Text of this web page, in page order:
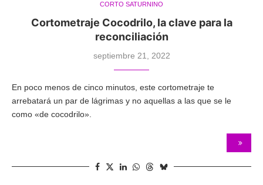
CORTO SATURNINO
Cortometraje Cocodrilo, la clave para la
reconciliación
septiembre 21, 2022
En poco menos de cinco minutos, este cortometraje te
arrebatará un par de lágrimas y no aquellas a las que se le
como «de cocodrilo».